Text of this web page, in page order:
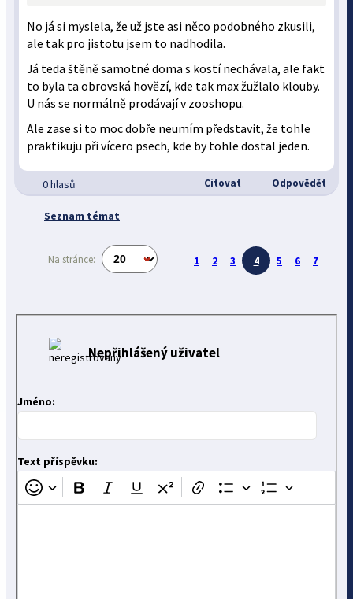
No já si myslela, že už jste asi něco podobného zkusili,
ale tak pro jistotu jsem to nadhodila.
Já teda štěně samotné doma s kostí nechávala, ale fakt
to byla ta obrovská hovězí, kde tak max žužlalo klouby.
U nás se normálně prodávají v zooshopu.
Ale zase si to moc dobře neumím představit, že tohle
praktikuju při vícero psech, kde by tohle dostal jeden.
0 hlasů Citovat Odpovědět
Seznam témat
Na stránce: 1 2 3 4 5 6 7
Nepřihlášený uživatel
Jméno:
Text příspěvku: